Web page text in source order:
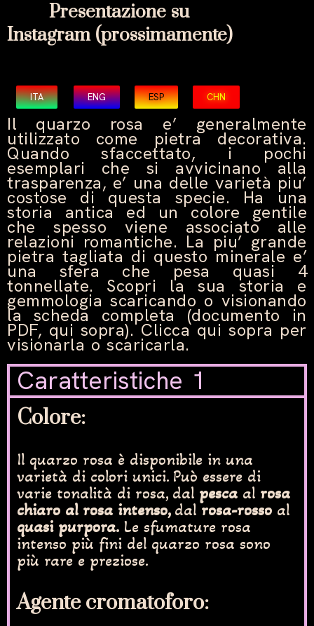
Presentazione su
Instagram (prossimamente)
ITA ENG ESP CHN
Il quarzo rosa e’ generalmente
utilizzato come pietra decorativa.
Quando sfaccettato, i pochi
esemplari che si avvicinano alla
trasparenza, e’ una delle varietà piu’
costose di questa specie. Ha una
storia antica ed un colore gentile
che spesso viene associato alle
relazioni romantiche. La piu’ grande
pietra tagliata di questo minerale e’
una sfera che pesa quasi 4
tonnellate. Scopri la sua storia e
gemmologia scaricando o visionando
la scheda completa (documento in
PDF, qui sopra). Clicca qui sopra per
visionarla o scaricarla.
Caratteristiche 1
Colore:
Il quarzo rosa è disponibile in una
varietà di colori unici. Può essere di
varie tonalità di rosa, dal pesca al rosa
chiaro al rosa intenso, dal rosa-rosso al
quasi purpora. Le sfumature rosa
intenso più fini del quarzo rosa sono
più rare e preziose.
Agente cromatoforo: